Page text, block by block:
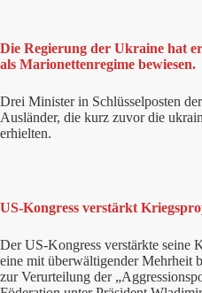
Die Regierung der Ukraine hat
als Marionettenregime bewiesen.
Drei Minister in Schlüsselposten
Ausländer, die kurz zuvor die
erhielten.
US-Kongress verstärkt
Der US-Kongress verstärkte seine
eine mit überwältigender Mehrheit
zur Verurteilung der